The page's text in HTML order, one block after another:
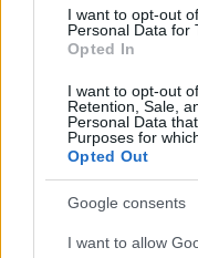
I want to opt-out
Personal Data for
Opted In
I want to opt-out
Retention, Sale,
Personal Data
Purposes for
Opted Out
Google consents
I want to allow
ami elmondja az
ha felvétel készül a
kapcsolatban
végén egy
rendszer.
Ezeknek a
ismert lesz az
intelligencia és